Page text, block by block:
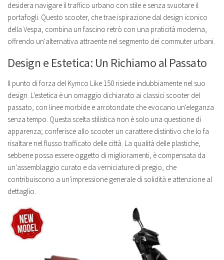
desidera navigare il traffico urbano con stile e senza svuotare il
portafogli. Questo scooter, che trae ispirazione dal design iconico
della Vespa, combina un fascino retrò con una praticità moderna,
offrendo un'alternativa attraente nel segmento dei commuter urbani.
Design e Estetica: Un Richiamo al Passato
Il punto di forza del Kymco Like 150 risiede indubbiamente nel suo
design. L'estetica è un omaggio dichiarato ai classici scooter del
passato, con linee morbide e arrotondate che evocano un'eleganza
senza tempo. Questa scelta stilistica non è solo una questione di
apparenza; conferisce allo scooter un carattere distintivo che lo fa
risaltare nel flusso trafficato delle città. La qualità delle plastiche,
sebbene possa essere oggetto di miglioramenti, è compensata da
un'assemblaggio curato e da verniciature di pregio, che
contribuiscono a un'impressione generale di solidità e attenzione al
dettaglio.